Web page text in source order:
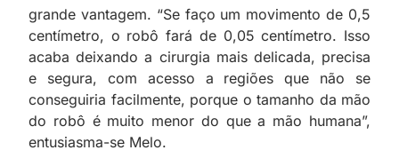
grande vantagem. “Se faço um movimento de 0,5
centímetro, o robô fará de 0,05 centímetro. Isso
acaba deixando a cirurgia mais delicada, precisa
e segura, com acesso a regiões que não se
conseguiria facilmente, porque o tamanho da mão
do robô é muito menor do que a mão humana”,
entusiasma-se Melo.